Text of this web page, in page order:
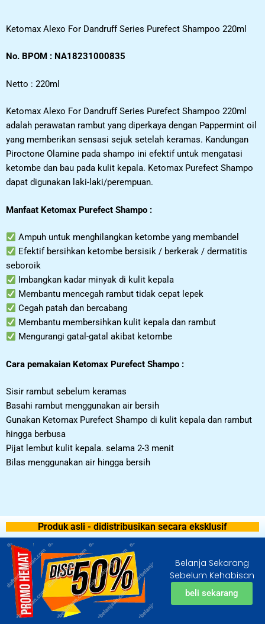
Ketomax Alexo For Dandruff Series Purefect Shampoo 220ml
No. BPOM : NA18231000835
Netto : 220ml
Ketomax Alexo For Dandruff Series Purefect Shampoo 220ml
adalah perawatan rambut yang diperkaya dengan Pappermint oil
yang memberikan sensasi sejuk setelah keramas. Kandungan
Piroctone Olamine pada shampo ini efektif untuk mengatasi
ketombe dan bau pada kulit kepala. Ketomax Purefect Shampo
dapat digunakan laki-laki/perempuan.
Manfaat Ketomax Purefect Shampo :
Ampuh untuk menghilangkan ketombe yang membandel
Efektif bersihkan ketombe bersisik / berkerak / dermatitis
seboroik
Imbangkan kadar minyak di kulit kepala
Membantu mencegah rambut tidak cepat lepek
Cegah patah dan bercabang
Membantu membersihkan kulit kepala dan rambut
Mengurangi gatal-gatal akibat ketombe
Cara pemakaian Ketomax Purefect Shampo :
Sisir rambut sebelum keramas
Basahi rambut menggunakan air bersih
Gunakan Ketomax Purefect Shampo di kulit kepala dan rambut
hingga berbusa
Pijat lembut kulit kepala. selama 2-3 menit
Bilas menggunakan air hingga bersih
Produk asli - didistribusikan secara eksklusif
Belanja Sekarang
Sebelum Kehabisan
beli sekarang